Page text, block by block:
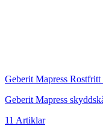
Geberit Mapress Rostfritt
Geberit Mapress
11 Artiklar